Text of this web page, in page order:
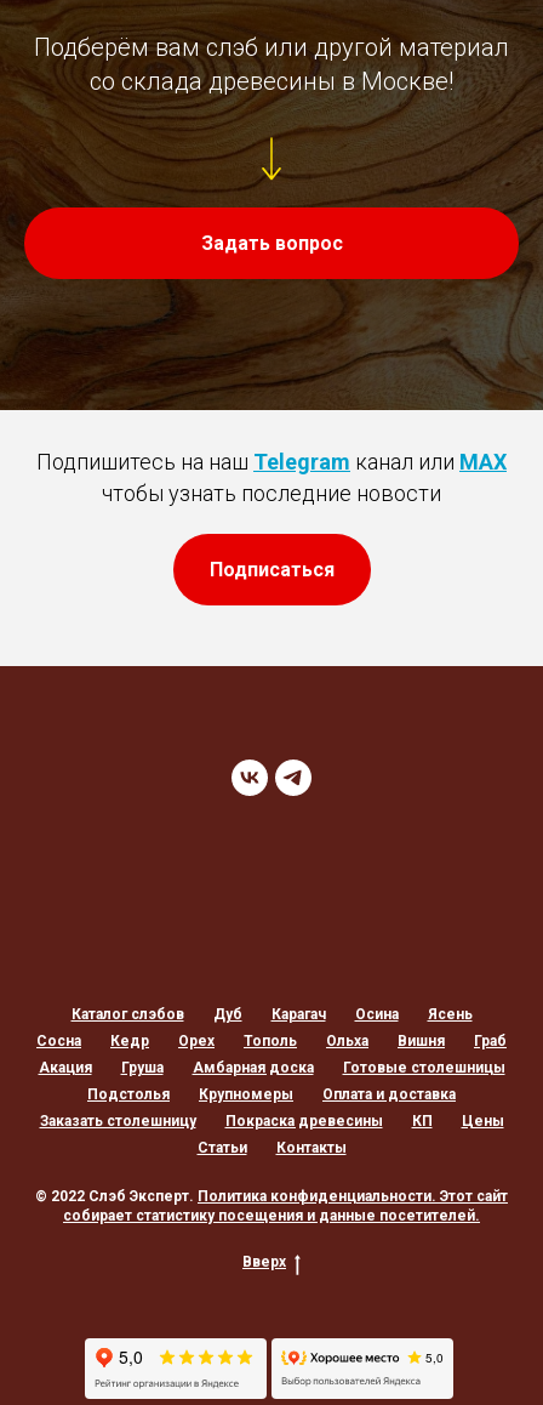
Подберём вам слэб или другой материал
со склада древесины в Москве!
Задать вопрос
Подпишитесь на наш Telegram канал или MAX
чтобы узнать последние новости
Подписаться
Каталог слэбов Дуб Карагач Осина
Ясень
Сосна
Кедр Орех Тополь Ольха Вишня
Граб
Акация
Груша Амбарная доска
Готовые столешницы
Подстолья
Крупномеры
Оплата и доставка
Заказать столешницу
Покраска древесины КП
Цены
Статьи
Контакты
© 2022 Слэб Эксперт. Политика конфиденциальности. Этот сайт
собирает статистику посещения и данные посетителей.
Вверх